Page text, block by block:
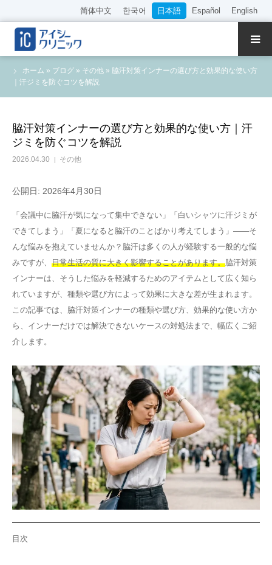
简体中文 한국어 日本語 Español English
ホーム » ブログ » その他 » 脇汗対策インナーの選び方と効果的な使い方
｜汗ジミを防ぐコツを解説
脇汗対策インナーの選び方と効果的な使い方｜汗
ジミを防ぐコツを解説
2026.04.30 その他
公開日: 2026年4月30日
「会議中に脇汗が気になって集中できない」「白いシャツに汗ジミが
できてしまう」「夏になると脇汗のことばかり考えてしまう」——そ
んな悩みを抱えていませんか？脇汗は多くの人が経験する一般的な悩
みですが、 日常生活の質に大きく影響することがあります。脇汗対策
インナーは、そうした悩みを軽減するためのアイテムとして広く知ら
れていますが、種類や選び方によって効果に大きな差が生まれます。
この記事では、脇汗対策インナーの種類や選び方、効果的な使い方か
ら、インナーだけでは解決できないケースの対処法まで、幅広くご紹
介します。
目次
クリニック紹介
診療内容
WEB予約
料金表
採用情報
その他
言語
English